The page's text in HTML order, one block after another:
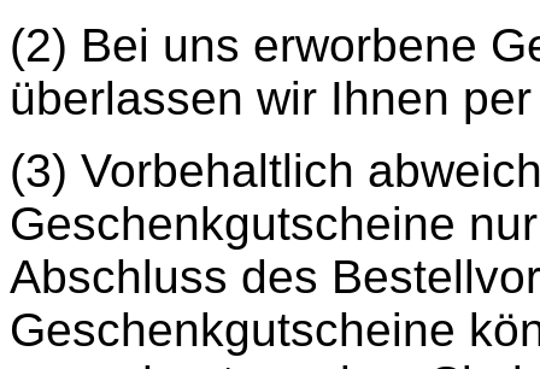
(2) Bei uns erworbene
überlassen wir Ihnen
(3) Vorbehaltlich
Geschenkgutscheine
Abschluss des
Geschenkgutscheine